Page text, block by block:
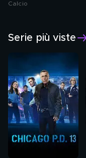
Calcio
Serie più viste